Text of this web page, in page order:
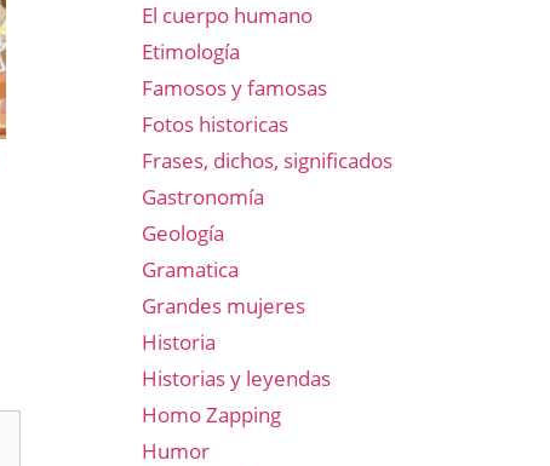
El cuerpo humano
Etimología
Famosos y famosas
Fotos historicas
Frases, dichos, significados
Gastronomía
Geología
Gramatica
Grandes mujeres
Historia
Historias y leyendas
Homo Zapping
Humor